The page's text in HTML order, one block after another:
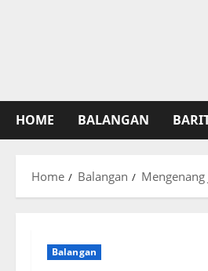
HOME BALANGAN
Home Balangan
Balangan